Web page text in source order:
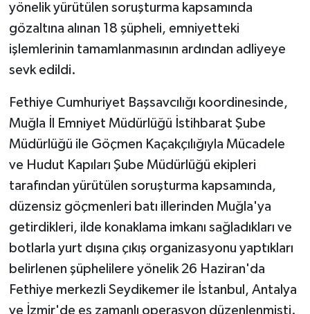
yönelik yürütülen soruşturma kapsamında
gözaltına alınan 18 şüpheli, emniyetteki
işlemlerinin tamamlanmasının ardından adliyeye
sevk edildi.
Fethiye Cumhuriyet Başsavcılığı koordinesinde,
Muğla İl Emniyet Müdürlüğü İstihbarat Şube
Müdürlüğü ile Göçmen Kaçakçılığıyla Mücadele
ve Hudut Kapıları Şube Müdürlüğü ekipleri
tarafından yürütülen soruşturma kapsamında,
düzensiz göçmenleri batı illerinden Muğla'ya
getirdikleri, ilde konaklama imkanı sağladıkları ve
botlarla yurt dışına çıkış organizasyonu yaptıkları
belirlenen şüphelilere yönelik 26 Haziran'da
Fethiye merkezli Seydikemer ile İstanbul, Antalya
ve İzmir'de eş zamanlı operasyon düzenlenmişti.